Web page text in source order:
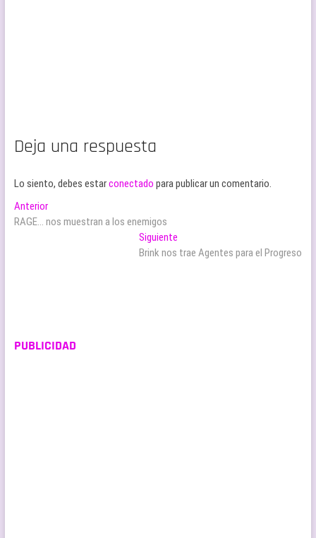
Deja una respuesta
Lo siento, debes estarconectado para publicar un comentario.
Navegación
de
AnteriorEntrada
anterior:
RAGE… nos muestran a los enemigos
Siguiente
siguiente:
Brink nos trae Agentes para el Progreso
PUBLICIDAD